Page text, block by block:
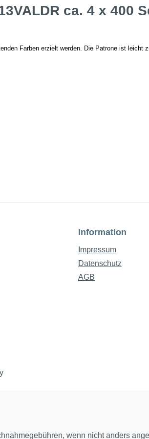
ca. 4 x 400
Farben erzielt werden. Die Patrone ist leicht
Information
Impressum
Datenschutz
AGB
wenn nicht anders